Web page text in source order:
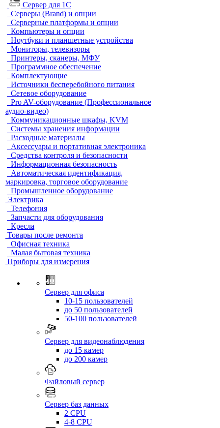
Сервер для 1С
Серверы (Brand) и опции
Серверные платформы и опции
Компьютеры и опции
Ноутбуки и планшетные устройства
Мониторы, телевизоры
Принтеры, сканеры, МФУ
Программное обеспечение
Комплектующие
Источники бесперебойного питания
Сетевое оборудование
Pro AV-оборудование (Профессиональное
аудио-видео)
Коммуникационные шкафы, KVM
Системы хранения информации
Расходные материалы
Аксессуары и портативная электроника
Средства контроля и безопасности
Информационная безопасность
Автоматическая идентификация,
маркировка, торговое оборудование
Промышленное оборудование
Электрика
Телефония
Запчасти для оборудования
Кресла
Товары после ремонта
Офисная техника
Малая бытовая техника
Приборы для измерения
Сервер для офиса
10-15 пользователей
до 50 пользователей
50-100 пользователей
Сервер для видеонаблюдения
до 15 камер
до 200 камер
Файловый сервер
Сервер баз данных
2 CPU
4-8 CPU